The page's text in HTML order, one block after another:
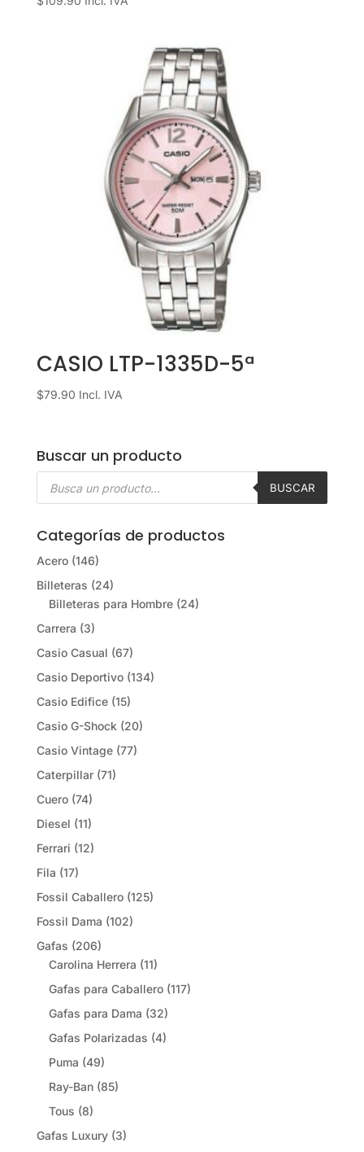
CASIO LTP-1335D-5ª
$79.90 Incl. IVA
Buscar un producto
Búsqueda
BUSCAR
Categorías de productos
Acero (146)
Billeteras (24)
Billeteras para Hombre (24)
Carrera (3)
Casio Casual (67)
Casio Deportivo (134)
Casio Edifice (15)
Casio G-Shock (20)
Casio Vintage (77)
Caterpillar (71)
Cuero (74)
Diesel (11)
Ferrari (12)
Fila (17)
Fossil Caballero (125)
Fossil Dama (102)
Gafas (206)
Carolina Herrera (11)
Gafas para Caballero (117)
Gafas para Dama (32)
Gafas Polarizadas (4)
Puma (49)
Ray-Ban (85)
Tous (8)
Gafas Luxury (3)